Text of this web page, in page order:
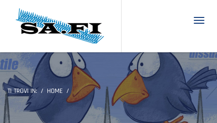
TI TROVI IN: HOME